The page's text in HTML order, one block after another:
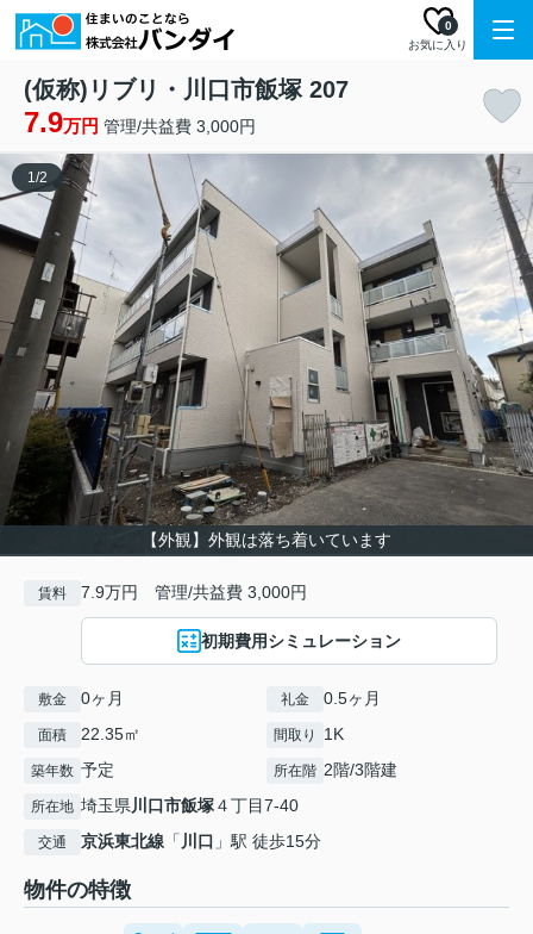
お気に入り
0
(仮称)リブリ・川口市飯塚 207
7.9万円 管理/共益費 3,000円
【外観】外観は落ち着いています
1/2
賃料 7.9万円 管理/共益費 3,000円
初期費用シミュレーション
敷金 0ヶ月 礼金 0.5ヶ月
面積 22.35㎡ 間取り 1K
築年数 予定 所在階 2階/3階建
所在地 埼玉県川口市飯塚４丁目7-40
交通 京浜東北線 「 川口 」駅 徒歩15分
物件の特徴